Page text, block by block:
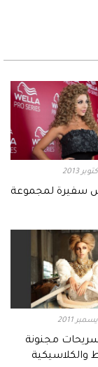
سفيرة لمجموعة
رعد: 5 تسريحات مجنونة
والكلاسيكية